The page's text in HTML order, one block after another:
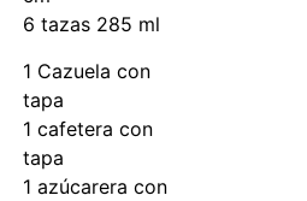
6 tazas 285 ml
1 Cazuela con
tapa
1 cafetera con
tapa
1 azúcarera con